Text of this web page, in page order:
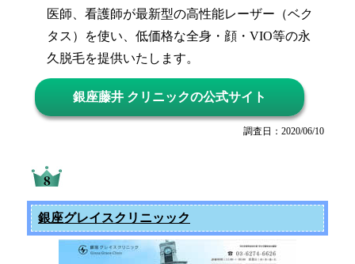
医師、看護師が最新型の高性能レーザー（ベク
タス）を使い、低価格な全身・顔・VIO等の永
久脱毛を提供いたします。
銀座藤井 クリニックの公式サイト
調査日：2020/06/10
銀座グレイスクリニッック